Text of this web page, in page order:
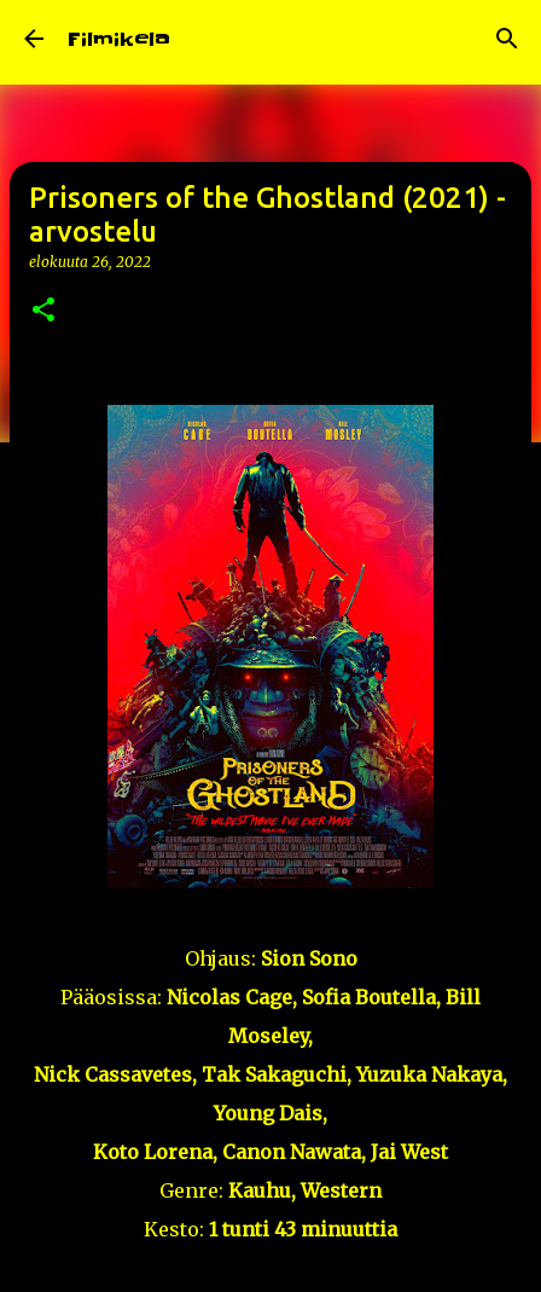
Filmikela
Prisoners of the Ghostland (2021) -
arvostelu
elokuuta 26, 2022
Ohjaus: Sion Sono
Pääosissa: Nicolas Cage, Sofia Boutella, Bill
Moseley,
Nick Cassavetes, Tak Sakaguchi, Yuzuka Nakaya,
Young Dais,
Koto Lorena, Canon Nawata, Jai West
Genre: Kauhu, Western
Kesto: 1 tunti 43 minuuttia